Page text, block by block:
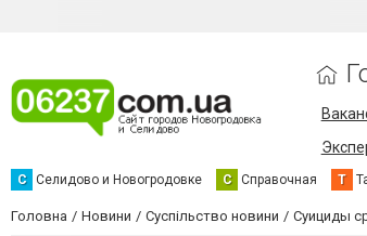
С Селидово и Новогродовке С Справочная Т
Головна Новини Суспільство новини Суициды